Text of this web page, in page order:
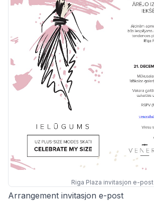
Riga Plaza invitasjon e-post
Arrangement invitasjon e-post